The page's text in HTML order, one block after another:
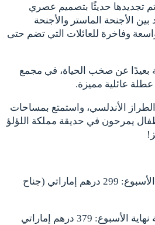
من 50 فيلا تم تجديدها حديثًا بتصميم عصري
الأجنحة الماستر والأجنحة
واسعة وفاخرة للعائلات التي تضم حتى
بعيدًا عن صخب الحياة، في مجمع
عائلية مميزة.
الأندلسي، واستمتع بمساحات
يمرحون في حديقة مملكة اللؤلؤ
سعر الليلة في أيام الأسبوع: 299 درهم إماراتي (جناح
سعر الليلة في عطلة نهاية الأسبوع: 379 درهم إماراتي